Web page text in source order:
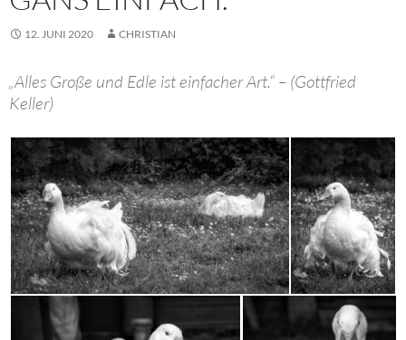
12. JUNI 2020 CHRISTIAN
„Alles Große und Edle ist einfacher Art.“ – (Gottfried
Keller)